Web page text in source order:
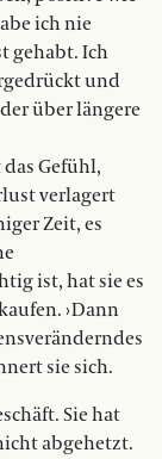
ich nie
gehabt. Ich
und
über längere
Gefühl,
verlagert
Zeit, es
ist, hat sie es
› Dann
sie sich.
Sie hat
abgehetzt.